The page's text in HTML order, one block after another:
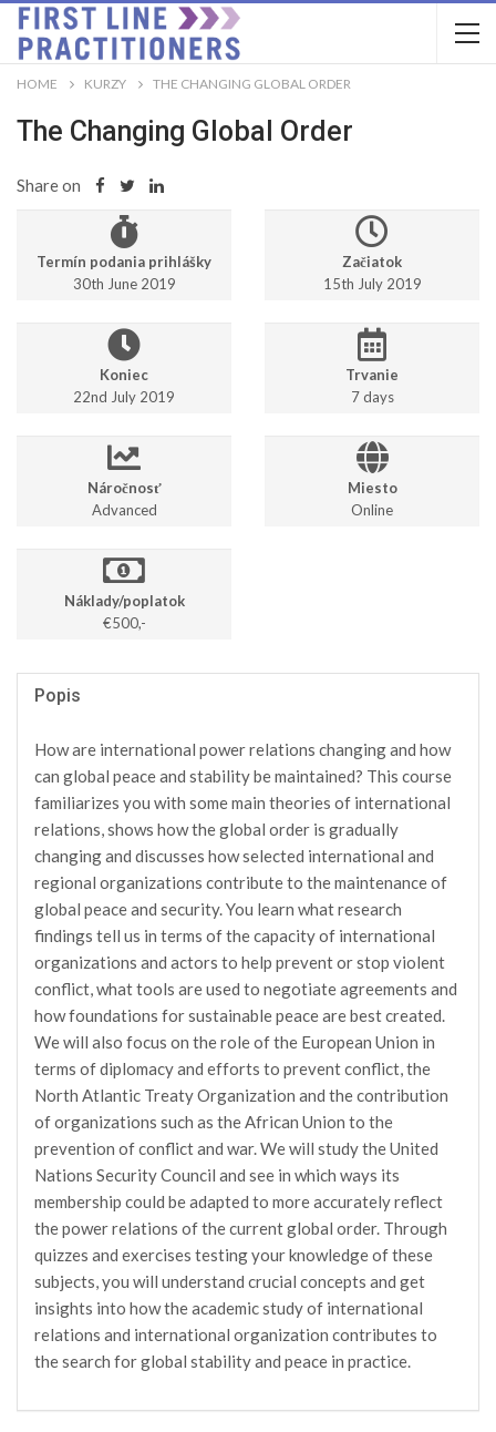
HOME KURZY THE CHANGING GLOBAL ORDER
The Changing Global Order
Share on
Termín podania prihlášky
30th June 2019
Začiatok
15th July 2019
Koniec
22nd July 2019
Trvanie
7 days
Náročnosť
Advanced
Miesto
Online
Náklady/poplatok
€500,-
Popis
How are international power relations changing and how
can global peace and stability be maintained? This course
familiarizes you with some main theories of international
relations, shows how the global order is gradually
changing and discusses how selected international and
regional organizations contribute to the maintenance of
global peace and security. You learn what research
findings tell us in terms of the capacity of international
organizations and actors to help prevent or stop violent
conflict, what tools are used to negotiate agreements and
how foundations for sustainable peace are best created.
We will also focus on the role of the European Union in
terms of diplomacy and efforts to prevent conflict, the
North Atlantic Treaty Organization and the contribution
of organizations such as the African Union to the
prevention of conflict and war. We will study the United
Nations Security Council and see in which ways its
membership could be adapted to more accurately reflect
the power relations of the current global order. Through
quizzes and exercises testing your knowledge of these
subjects, you will understand crucial concepts and get
insights into how the academic study of international
relations and international organization contributes to
the search for global stability and peace in practice.